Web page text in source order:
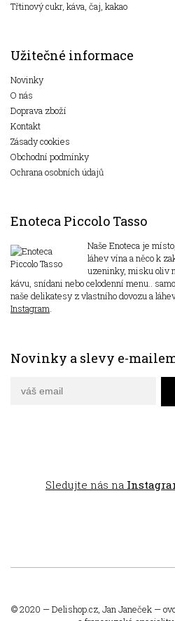
Třtinový cukr, káva, čaj, kakao
Užitečné informace
Novinky
O nás
Doprava zboží
Kontakt
Zásady cookies
Obchodní podmínky
Ochrana osobních údajů
Enoteca Piccolo Tasso
Naše Enoteca je
láhev vína a něco k
uzeninky, misku oliv
kávu, snídani nebo celodenní menu..
naše delikatesy z vlastního dovozu a
Instagram.
Novinky a slevy e-
Sledujte nás na
© 2020 —Delishop.cz , Jan Janeček —